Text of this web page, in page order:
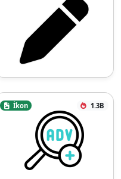
İkon 1.3B